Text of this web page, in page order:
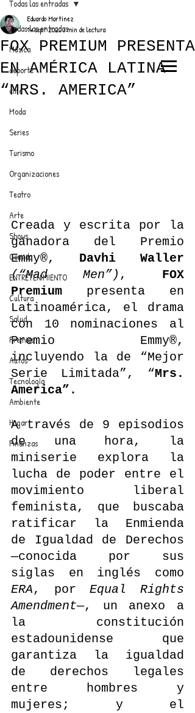
ANUNCIATE CON NOSOTROS
PARA MÁS INFORMACIÓN:
dinamicaseltrendytop@gmail.com
EL TRENDY TOP
CON EDDY MARTINEZ
Todas las entradas
Música
deporte
cine
Moda
Series
Turismo
Organizaciones
Teatro
Arte
Shows
Comida
ENTRETENIMIENTO
Cultura
Salud
Premios
Autos
Tecnología
Ambiente
Hogar
Finanzas
Todas las entradas
FOX PREMIUM PRESENTA
EN AMÉRICA LATINA
“MRS. AMERICA”
Eduardo Martínez
14 sept 20203 min de lectura
Creada y escrita por la
ganadora del Premio
Emmy®, Davhi Waller
(“Mad Men”) , FOX
Premium presenta en
Latinoamérica, el drama
con 10 nominaciones al
Premio Emmy®,
incluyendo la de “Mejor
Serie Limitada”, “Mrs.
America”.
A través de 9 episodios
de una hora, la
miniserie explora la
lucha de poder entre el
movimiento liberal
feminista, que buscaba
ratificar la Enmienda
de Igualdad de Derechos
—conocida por sus
ERA, por Equal Rights
Amendment­—, un anexo a
la constitución
estadounidense que
garantiza la igualdad
de derechos legales
entre hombres y
mujeres; y el